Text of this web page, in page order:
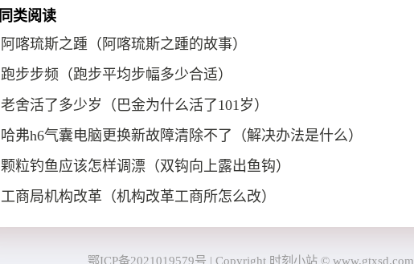
同类阅读
阿喀琉斯之踵（阿喀琉斯之踵的故事）
跑步步频（跑步平均步幅多少合适）
老舍活了多少岁（巴金为什么活了101岁）
哈弗h6气囊电脑更换新故障清除不了（解决办法是什么）
颗粒钓鱼应该怎样调漂（双钩向上露出鱼钩）
工商局机构改革（机构改革工商所怎么改）
鄂ICP备2021019579号 | Copyright 时刻小站 © www.gtxsd.com